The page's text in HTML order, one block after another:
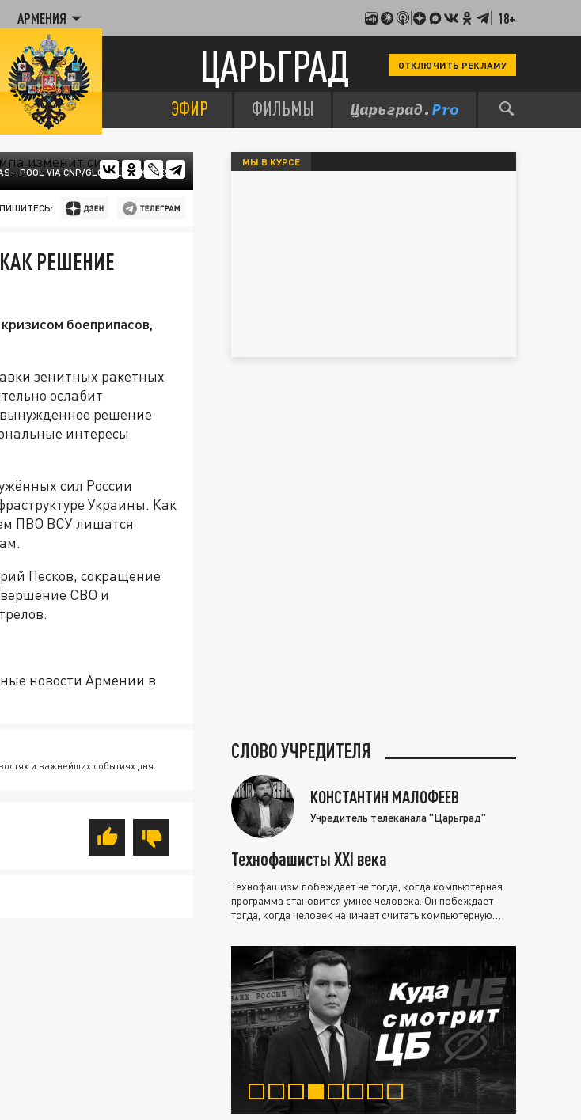
АРМЕНИЯ 18+
ЦАРЬГРАД ОТКЛЮЧИТЬ РЕКЛАМУ
ЭФИР ФИЛЬМЫ
- POOL VIA CNP/GLOBALLOOKPRESS
РЕШЕНИЕ
боеприпасов,
зенитных ракетных
ослабит
решение
интересы
сил России
Украины. Как
ПВО ВСУ лишатся
Песков, сокращение
СВО и
новости Армении в
и важнейших событиях дня.
МЫ В КУРСЕ
СЛОВО УЧРЕДИТЕЛЯ
КОНСТАНТИН МАЛОФЕЕВ
Учредитель телеканала "Царьград"
Технофашисты XXI века
Технофашизм побеждает не тогда, когда компьютерная
программа становится умнее человека. Он побеждает
тогда, когда человек начинает считать компьютерную